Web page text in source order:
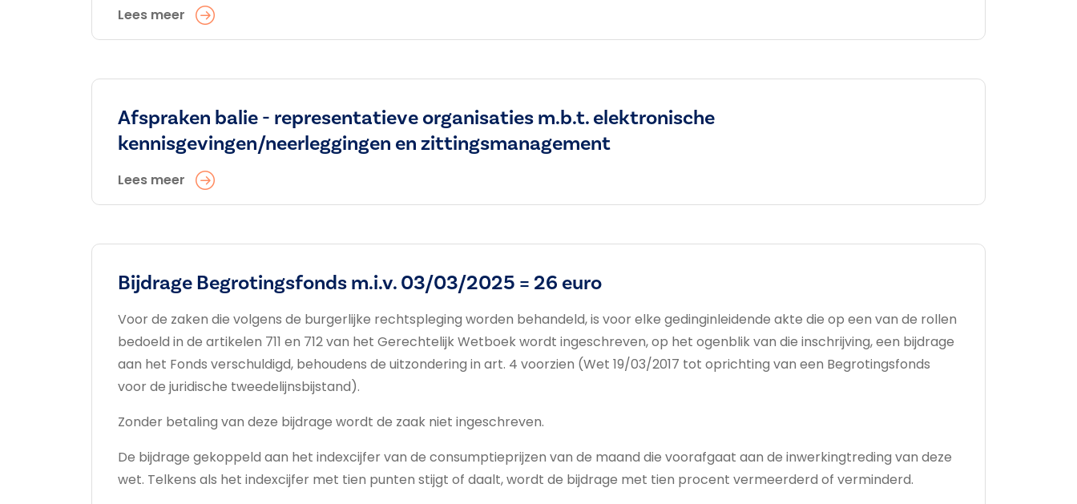
Lees meer
Afspraken balie - representatieve organisaties m.b.t. elektronische
kennisgevingen/neerleggingen en zittingsmanagement
Lees meer
Bijdrage Begrotingsfonds m.i.v. 03/03/2025 = 26 euro
Voor de zaken die volgens de burgerlijke rechtspleging worden behandeld, is voor elke gedinginleidende akte die op een van de rollen
bedoeld in de artikelen 711 en 712 van het Gerechtelijk Wetboek wordt ingeschreven, op het ogenblik van die inschrijving, een bijdrage
aan het Fonds verschuldigd, behoudens de uitzondering in art. 4 voorzien (Wet 19/03/2017 tot oprichting van een Begrotingsfonds
voor de juridische tweedelijnsbijstand).
Zonder betaling van deze bijdrage wordt de zaak niet ingeschreven.
De bijdrage gekoppeld aan het indexcijfer van de consumptieprijzen van de maand die voorafgaat aan de inwerkingtreding van deze
wet. Telkens als het indexcijfer met tien punten stijgt of daalt, wordt de bijdrage met tien procent vermeerderd of verminderd.